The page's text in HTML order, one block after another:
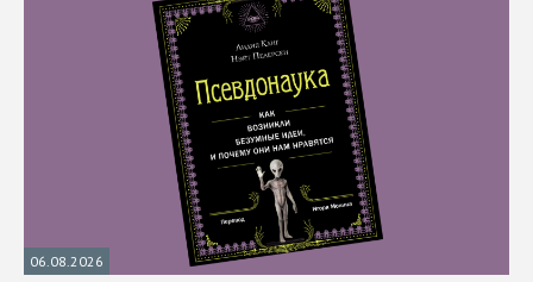
06.08.2026